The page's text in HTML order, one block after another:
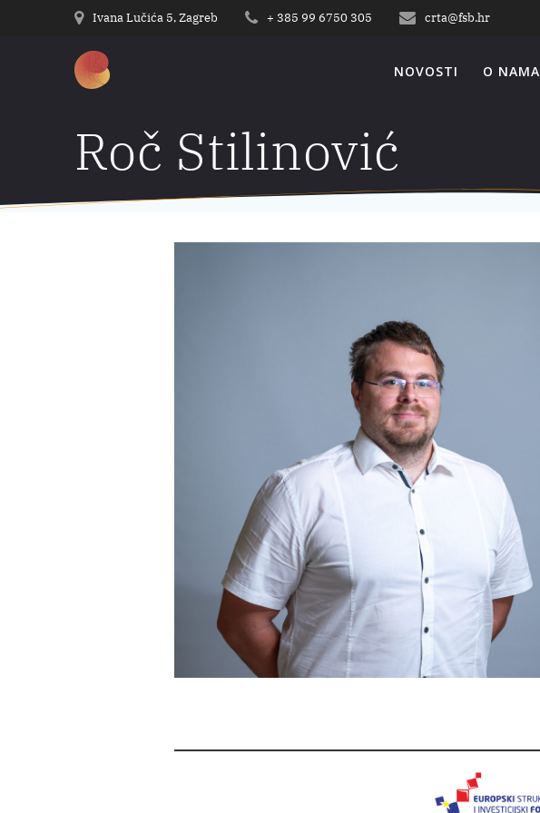
Ivana Lučića 5, Zagreb + 385 99 6750 305 crta@fsb.hr
NOVOSTI O NAMA
Roč Stilinović